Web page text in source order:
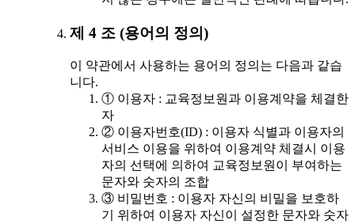
제 4 조 (용어의 정의)
이 약관에서 사용하는 용어의 정의는 다음과 같습
니다.
① 이용자 : 교육정보원과 이용계약을 체결한
자
② 이용자번호(ID) : 이용자 식별과 이용자의
서비스 이용을 위하여 이용계약 체결시 이용
자의 선택에 의하여 교육정보원이 부여하는
문자와 숫자의 조합
③ 비밀번호 : 이용자 자신의 비밀을 보호하
기 위하여 이용자 자신이 설정한 문자와 숫자